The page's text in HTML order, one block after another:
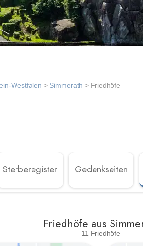
Westfalen > Simmerath > Friedhöfe
Sterberegister Gedenkseiten
Friedhöfe aus
11 Friedhöfe